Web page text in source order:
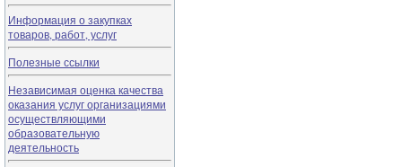
Информация о закупках
товаров, работ, услуг
Полезные ссылки
Независимая оценка качества
оказания услуг организациями
осуществляющими
образовательную
деятельность